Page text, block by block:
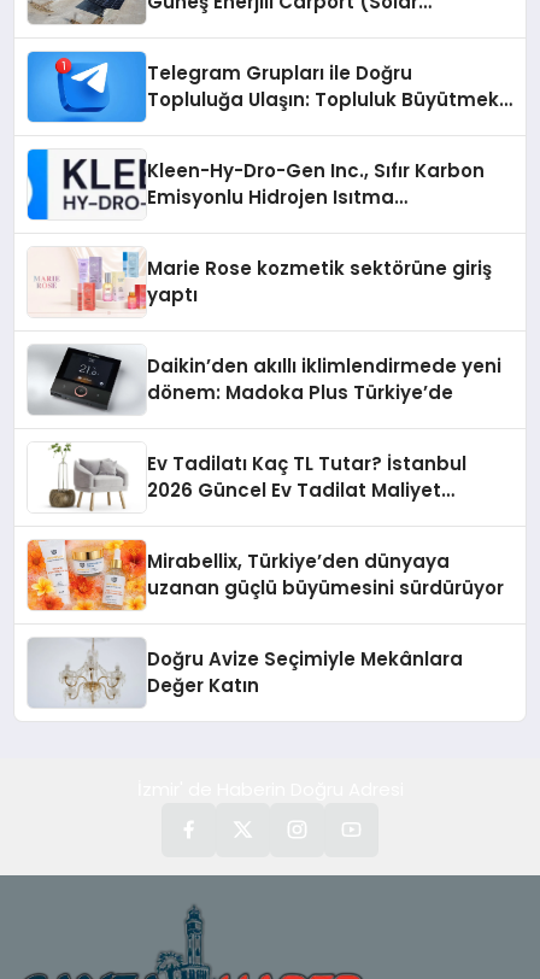
Telegram Grupları ile Doğru
Topluluğa Ulaşın: Topluluk Büyütmek
Kleen-Hy-Dro-Gen Inc., Sıfır Karbon
Emisyonlu Hidrojen Isıtma
Marie Rose kozmetik sektörüne giriş
yaptı
Daikin’den akıllı iklimlendirmede yeni
dönem: Madoka Plus Türkiye’de
Ev Tadilatı Kaç TL Tutar? İstanbul
2026 Güncel Ev Tadilat Maliyet
Mirabellix, Türkiye’den dünyaya
uzanan güçlü büyümesini sürdürüyor
Doğru Avize Seçimiyle Mekânlara
Değer Katın